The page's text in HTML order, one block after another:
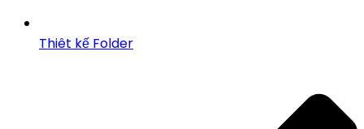
Thiêt kế Folder